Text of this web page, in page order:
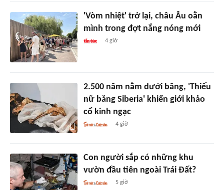
'Vòm nhiệt' trở lại, châu Âu oằn
mình trong đợt nắng nóng mới
4 giờ
2.500 năm nằm dưới băng, 'Thiếu
nữ băng Siberia' khiến giới khảo
cổ kinh ngạc
4 giờ
Con người sắp có những khu
vườn đầu tiên ngoài Trái Đất?
5 giờ